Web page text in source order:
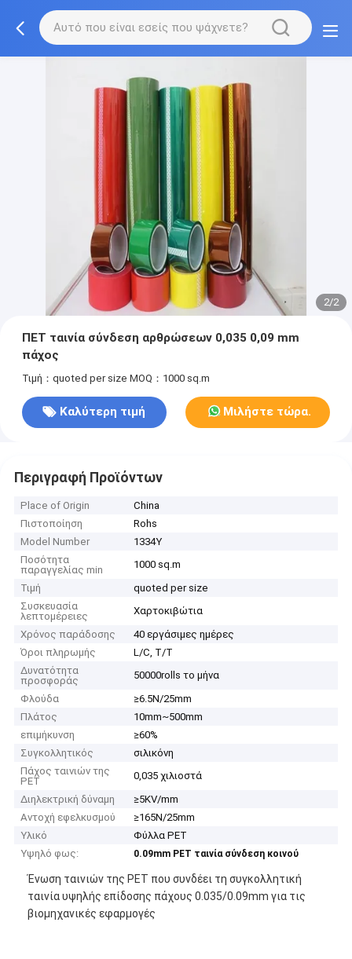
2/2
ΠΕΤ ταινία σύνδεση αρθρώσεων 0,035 0,09 mm
πάχος
Τιμή：quoted per size MOQ：1000 sq.m
Καλύτερη τιμή Μιλήστε τώρα.
Περιγραφή Προϊόντων
Place of Origin
China
Πιστοποίηση
Rohs
Model Number
1334Y
Ποσότητα
παραγγελίας min
1000 sq.m
Τιμή
quoted per size
Συσκευασία
λεπτομέρειες
Χαρτοκιβώτια
Χρόνος παράδοσης
40 εργάσιμες ημέρες
Όροι πληρωμής
L/C, T/T
Δυνατότητα
προσφοράς
50000rolls το μήνα
Φλούδα
≥6.5N/25mm
Πλάτος
10mm~500mm
επιμήκυνση
≥60%
Συγκολλητικός
σιλικόνη
Πάχος ταινιών της
PET
0,035 χιλιοστά
Διηλεκτρική δύναμη
≥5KV/mm
Αντοχή εφελκυσμού
≥165N/25mm
Υλικό
Φύλλα PET
Υψηλό φως:
0.09mm PET ταινία σύνδεση κοινού
Ένωση ταινιών της PET που συνδέει τη συγκολλητική
ταινία υψηλής επίδοσης πάχους 0.035/0.09mm για τις
βιομηχανικές εφαρμογές